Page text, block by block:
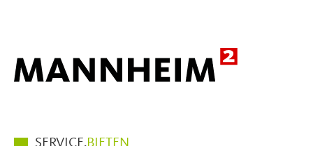
Hauptmenüpunkte